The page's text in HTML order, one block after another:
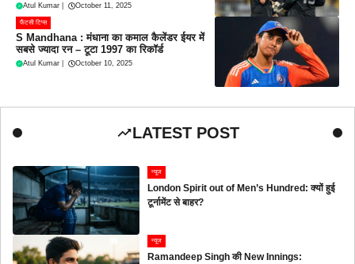
Atul Kumar October 11, 2025
फैंटसी टिप्स
S Mandhana : मंधाना का कमाल कैलेंडर ईयर में
सबसे ज्यादा रन – टूटा 1997 का रिकॉर्ड
Atul Kumar October 10, 2025
LATEST POST
न्यूज
London Spirit out of Men’s Hundred: क्यों हुई
टूर्नामेंट से बाहर?
न्यूज
Ramandeep Singh की New Innings: